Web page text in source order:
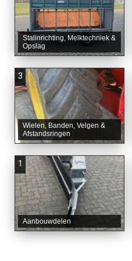
Stalinrichting, Melktechniek &
Opslag
3
Wielen, Banden, Velgen &
Afstandsringen
1
Aanbouwdelen